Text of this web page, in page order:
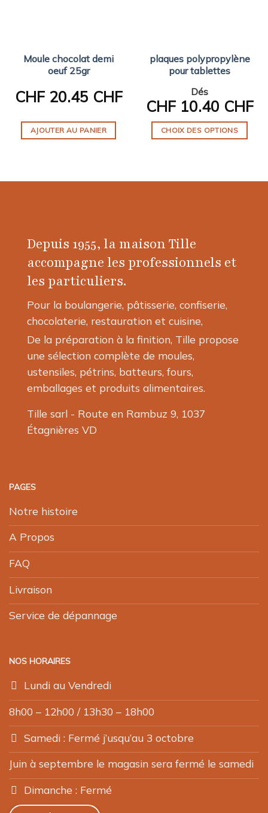
Moule chocolat demi
oeuf 25gr
CHF20.45 CHF
AJOUTER AU PANIER
plaques polypropylène
pour tablettes
Dés
CHF10.40 CHF
CHOIX DES OPTIONS
être
choisies
page
du
produit
Depuis 1955, la maison Tille
accompagne les professionnels et
les particuliers.
Pour la boulangerie, pâtisserie, confiserie,
chocolaterie, restauration et cuisine,
De la préparation à la finition, Tille propose
une sélection complète de moules,
ustensiles, pétrins, batteurs, fours,
emballages et produits alimentaires.
Tille sarl - Route en Rambuz 9, 1037
Étagnières VD
PAGES
Notre histoire
A Propos
FAQ
Livraison
Service de dépannage
NOS HORAIRES
Lundi au Vendredi
8h00 – 12h00 / 13h30 – 18h00
Samedi : Fermé j’usqu’au 3 octobre
Juin à septembre le magasin sera fermé le samedi
Dimanche : Fermé